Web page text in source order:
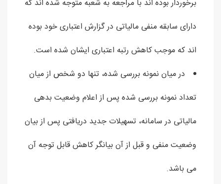
برخوردار بوده اند با مراجعه به شعبه متوجه شده اند که
دارای سابقه منفی مالیاتی در گزارش اعتباری خود بوده
اند که موجب کاهش رتبه اعتباری ایشان شده است.
در میان نمونه بررسی شده، تنها دو شخص از میان
تعداد نمونه بررسی شده پس از اعلام وضعیت بدهی
مالیاتی در سامانه، تسهیلات جدید دریافتی پس از بیان
وضعیت منفی و قبل از آن بیانگر کاهش قابل توجه آن
می باشد.